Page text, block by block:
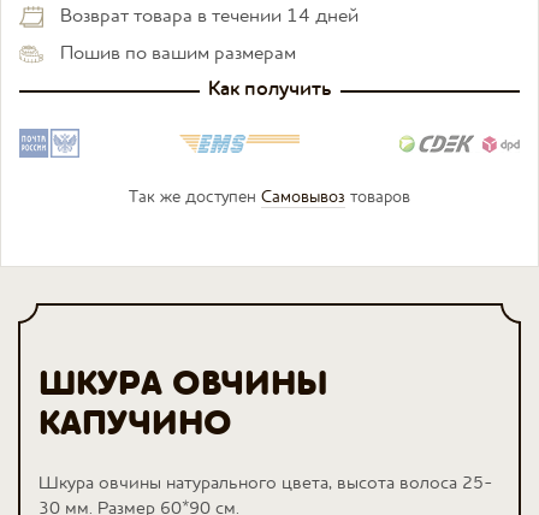
Возврат товара в течении 14 дней
Пошив по вашим размерам
Как получить
Так же доступен Самовывоз товаров
ШКУРА ОВЧИНЫ
КАПУЧИНО
Шкура овчины натурального цвета, высота волоса 25-
30 мм. Размер 60*90 см.